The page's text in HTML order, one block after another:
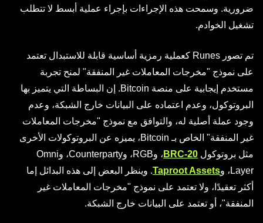
ضرورية. وسمحت هذه الإجراءات بإجراء عملية أبسط لا تتطلب
تشغيل الخوادم.
تم تصور Runes كعملية رمزية أساسية قابلة للاستبدال تعتمد
على نموذج "مخرجات المعاملات غير المنفقة" لمنح تجربة
مستخدم إيجابية على منصة Bitcoin. إن البساطة التي يتميز بها
البروتوكول، وعدم اعتماده على البيانات خارج الشبكة، وعدم
وجود عملة أصلية له، والتوافق مع نموذج "مخرجات المعاملات
غير المنفقة" الخاص بـ Bitcoin، يميزه عن البروتوكولات الأخرى
مثل بروتوكول BRC-20
، وRGB، وCounterparty، وOmni
Layer، و
Taproot Assets. وينظر البعض إلى هذه البدائل إما
أكثر تعقيدًا، ولا تعتمد على نموذج "مخرجات المعاملات غير
المنفقة"، أو تعتمد على البيانات خارج الشبكة.